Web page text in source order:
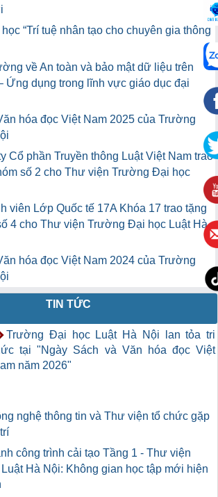
“Trí tuệ nhân tạo cho chuyên gia thông
về An toàn và bảo mật dữ liệu trên
Ứng dụng trong lĩnh vực giáo dục đại
hóa đọc Việt Nam 2025 của Trường
Cổ phần Truyền thông Luật Việt Nam trao
số 2 cho Thư viện Trường Đại học
viên Lớp Quốc tế 17A Khóa 17 trao tặng
4 cho Thư viện Trường Đại học Luật Hà
hóa đọc Việt Nam 2024 của Trường
TIN TỨC
Trường Đại học Luật Hà Nội lan tỏa tri
tại "Ngày Sách và Văn hóa đọc Việt
năm 2026"
nghệ thông tin và Thư viện tổ chức gặp
công trình cải tạo Tầng 1 - Thư viện
Hà Nội: Không gian học tập mới hiện